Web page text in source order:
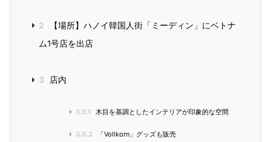
2
【場所】ハノイ韓国人街「ミーディン」にベトナ
ム1号店を出店
3 店内
3.0.1 木目を基調としたインテリアが印象的な空間
3.0.2 「Vollkorn」グッズも販売